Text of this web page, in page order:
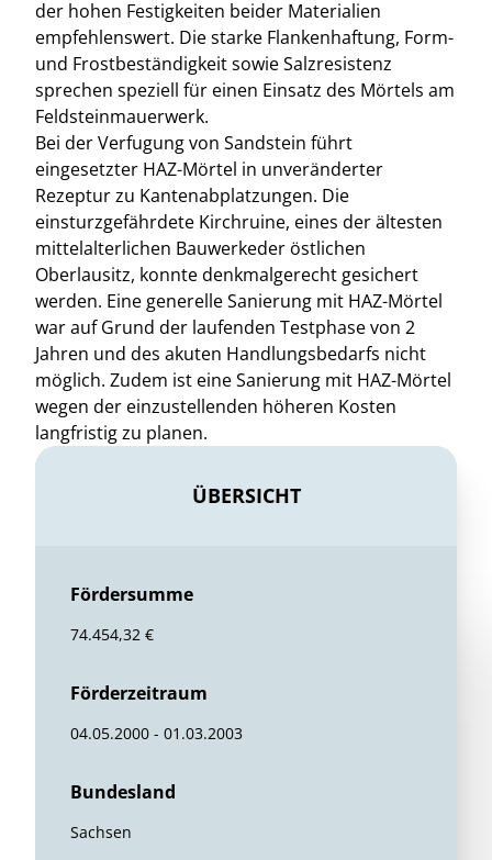
der hohen Festigkeiten beider Materialien
empfehlenswert. Die starke Flankenhaftung, Form-
und Frostbeständigkeit sowie Salzresistenz
sprechen speziell für einen Einsatz des Mörtels am
Feldsteinmauerwerk.
Bei der Verfugung von Sandstein führt
eingesetzter HAZ-Mörtel in unveränderter
Rezeptur zu Kantenabplatzungen. Die
einsturzgefährdete Kirchruine, eines der ältesten
mittelalterlichen Bauwerkeder östlichen
Oberlausitz, konnte denkmalgerecht gesichert
werden. Eine generelle Sanierung mit HAZ-Mörtel
war auf Grund der laufenden Testphase von 2
Jahren und des akuten Handlungsbedarfs nicht
möglich. Zudem ist eine Sanierung mit HAZ-Mörtel
wegen der einzustellenden höheren Kosten
langfristig zu planen.
ÜBERSICHT
Fördersumme
74.454,32 €
Förderzeitraum
04.05.2000 - 01.03.2003
Bundesland
Sachsen